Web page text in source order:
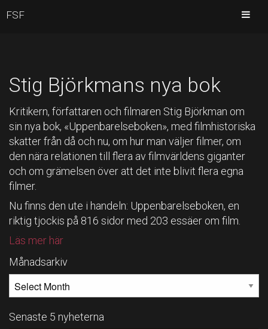
Stig Björkmans nya bok
Kritikern, författaren och filmaren Stig Björkman om
sin nya bok, «Uppenbarelseboken», med filmhistoriska
skatter från då och nu, om hur man väljer filmer, om
den nära relationen till flera av filmvärldens giganter
och om grämelsen över att det inte blivit flera egna
filmer.
Nu finns den ute i handeln: Uppenbarelseboken, en
riktig tjockis på 816 sidor med 203 essäer om film.
Läs mer här
Månadsarkiv
Senaste 5 nyheterna
FSF